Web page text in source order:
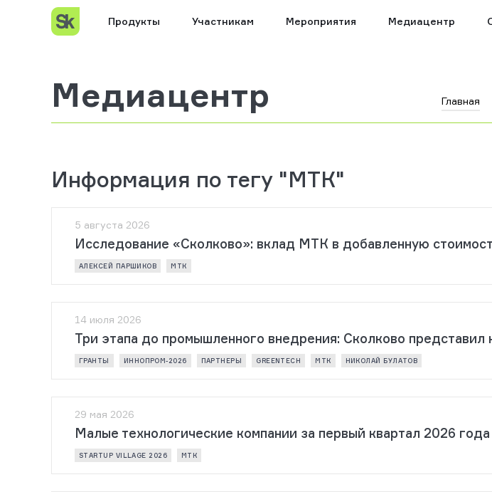
Продукты Участникам Мероприятия Медиацентр
Медиацентр Главная
Информация по тегу "МТК"
5 августа 2026
Исследование «Сколково»: вклад МТК в добавленную
АЛЕКСЕЙ ПАРШИКОВ МТК
14 июля 2026
Три этапа до промышленного внедрения: Сколково
ГРАНТЫ ИННОПРОМ-2026 ПАРТНЕРЫ GREENTECH МТК НИКОЛАЙ БУЛАТОВ
29 мая 2026
Малые технологические компании за первый квартал 2026
STARTUP VILLAGE 2026 МТК